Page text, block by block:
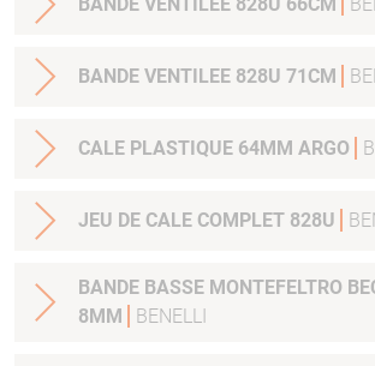
BANDE VENTILEE 828U 66CM
BANDE VENTILEE 828U 71CM
CALE PLASTIQUE 64MM ARGO
JEU DE CALE COMPLET 828U
BANDE BASSE MONTEFELTRO
8MM
BENELLI